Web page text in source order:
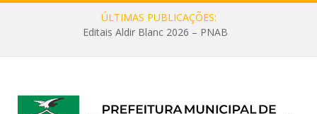
ÚLTIMAS PUBLICAÇÕES:
Editais Aldir Blanc 2026 – PNAB